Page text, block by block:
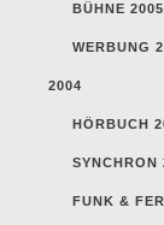
BÜHNE 2005
WERBUNG
2004
HÖRBUCH
SYNCHRON
FUNK &